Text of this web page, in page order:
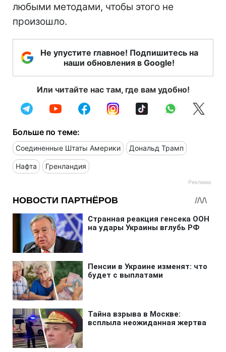
любыми методами, чтобы этого не
произошло.
Не упустите главное! Подпишитесь на
наши обновления в Google!
Или читайте нас там, где вам удобно!
Больше по теме:
Соединенные Штаты Америки Дональд Трамп
Нафта Гренландия